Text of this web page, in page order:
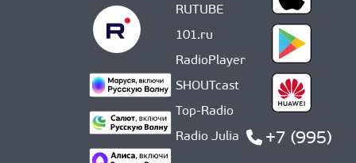
RUTUBE
101.ru
RadioPlayer
SHOUTcast
Top-Radio
Radio Julia
+7 (995)